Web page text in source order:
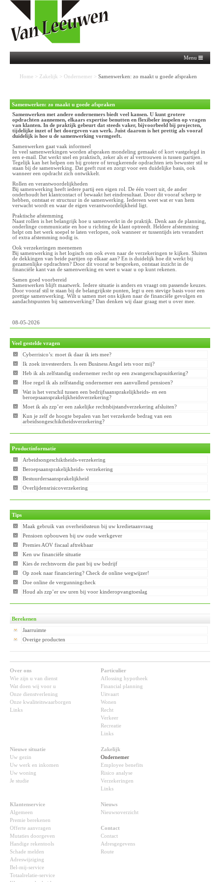
Menu
Home > Zakelijk > Ondernemer > Samenwerken: zo maakt u goede afspraken
Samenwerken: zo maakt u goede afspraken
Samenwerken met andere ondernemers biedt veel kansen. U kunt grotere
opdrachten aannemen, elkaars expertise benutten en flexibeler inspelen op vragen
van klanten. In de praktijk gebeurt dat steeds vaker, bijvoorbeeld bij projecten,
tijdelijke inzet of het doorgeven van werk. Juist daarom is het prettig als vooraf
duidelijk is hoe u de samenwerking vormgeeft.
Samenwerken gaat vaak informeel
In veel samenwerkingen worden afspraken mondeling gemaakt of kort vastgelegd in
een e-mail. Dat werkt snel en praktisch, zeker als er al vertrouwen is tussen partijen.
Tegelijk kan het helpen om bij grotere of terugkerende opdrachten iets bewuster stil te
staan bij de samenwerking. Dat geeft rust en zorgt voor een duidelijke basis, ook
wanneer een opdracht zich ontwikkelt.
Rollen en verantwoordelijkheden
Bij samenwerking heeft iedere partij een eigen rol. De één voert uit, de ander
onderhoudt het klantcontact of bewaakt het eindresultaat. Door dit vooraf scherp te
hebben, ontstaat er structuur in de samenwerking. Iedereen weet wat er van hem
verwacht wordt en waar de eigen verantwoordelijkheid ligt.
Praktische afstemming
Naast rollen is het belangrijk hoe u samenwerkt in de praktijk. Denk aan de planning,
onderlinge communicatie en hoe u richting de klant optreedt. Heldere afstemming
helpt om het werk soepel te laten verlopen, ook wanneer er tussentijds iets verandert
of extra afstemming nodig is.
Ook verzekeringen meenemen
Bij samenwerking is het logisch om ook even naar de verzekeringen te kijken. Sluiten
de dekkingen van beide partijen op elkaar aan? En is duidelijk hoe dit werkt bij
gezamenlijke opdrachten? Door dit vooraf te bespreken, ontstaat inzicht in de
financiële kant van de samenwerking en weet u waar u op kunt rekenen.
Samen goed voorbereid
Samenwerken blijft maatwerk. Iedere situatie is anders en vraagt om passende keuzes.
Door vooraf stil te staan bij de belangrijkste punten, legt u een stevige basis voor een
prettige samenwerking. Wilt u samen met ons kijken naar de financiële gevolgen en
aandachtspunten bij samenwerking? Dan denken wij daar graag met u over mee.
08-05-2026
Veel gestelde vragen
Cyberrisico’s: moet ik daar ik iets mee?
Ik zoek investeerders. Is een Business Angel iets voor mij?
Heb ik als zelfstandig ondernemer recht op een zwangerschapsuitkering?
Hoe regel ik als zelfstandig ondernemer een aanvullend pensioen?
Wat is het verschil tussen een bedrijfsaansprakelijkheids- en een
beroepsaansprakelijkheidsverzekering?
Moet ik als zzp’er een zakelijke rechtsbijstandverzekering afsluiten?
Kun je zelf de hoogte bepalen van het verzekerde bedrag van een
arbeidsongeschiktheidsverzekering?
Productinformatie
Arbeidsongeschiktheids-verzekering
Beroepsaansprakelijkheids- verzekering
Bestuurdersaansprakelijkheid
Overlijdensrisicoverzekering
Tips
Maak gebruik van overheidssteun bij uw kredietaanvraag
Pensioen opbouwen bij uw oude werkgever
Premies AOV fiscaal aftrekbaar
Ken uw financiële situatie
Kies de rechtsvorm die past bij uw bedrijf
Op zoek naar financiering? Check de online wegwijzer!
Doe online de vergunningcheck
Houd als zzp’er uw uren bij voor kinderopvangtoeslag
Berekenen
Jaarruimte
Overige producten
Over ons
Wie zijn u van dienst
Wat doen wij voor u
Onze dienstverlening
Onze kwaliteitswaarborgen
Links
Particulier
Aflossing hypotheek
Financial planning
Uitvaart
Wonen
Recht
Verkeer
Recreatie
Links
Nieuwe situatie
Uw gezin
Uw werk en inkomen
Uw woning
Je studie
Zakelijk
Ondernemer
Employee benefits
Risico analyse
Verzekeringen
Links
Klantenservice
Algemeen
Premie berekenen
Offerte aanvragen
Mutaties doorgeven
Handige rekentools
Schade melden
Adreswijziging
Bel-mij-service
Totaalrelatie-service
Nieuws
Nieuwsoverzicht
Contact
Contact
Adresgegevens
Route